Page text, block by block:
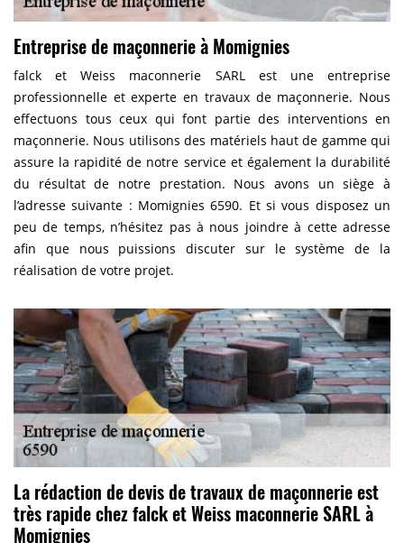
Entreprise de maçonnerie à Momignies
falck et Weiss maconnerie SARL est une entreprise
professionnelle et experte en travaux de maçonnerie. Nous
effectuons tous ceux qui font partie des interventions en
maçonnerie. Nous utilisons des matériels haut de gamme qui
assure la rapidité de notre service et également la durabilité
du résultat de notre prestation. Nous avons un siège à
l’adresse suivante : Momignies 6590. Et si vous disposez un
peu de temps, n’hésitez pas à nous joindre à cette adresse
afin que nous puissions discuter sur le système de la
réalisation de votre projet.
La rédaction de devis de travaux de maçonnerie est
très rapide chez falck et Weiss maconnerie SARL à
Momignies